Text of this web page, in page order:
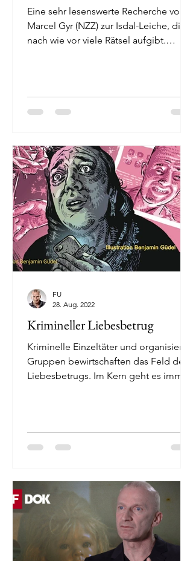
Eine sehr lesenswerte Recherche von
Marcel Gyr (NZZ) zur Isdal-Leiche, die
nach wie vor viele Rätsel aufgibt.
Krimineller Liebesbetrug
Kriminelle Einzeltäter und organisierte
Gruppen bewirtschaften das Feld des
Liebesbetrugs. Im Kern geht es immer
FU
28. Aug. 2022